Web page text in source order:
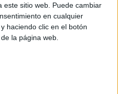
este sitio web. Puede cambiar
en cualquier
haciendo clic en el botón
la página web.
Ceuta supera los 7.800
y crece más de un 8%
13/04/2026 5